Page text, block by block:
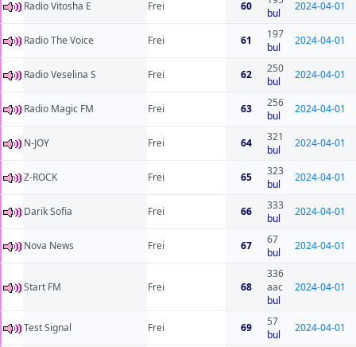
Radio Vitosha E Frei 60
bul
2024-04-01
Radio The Voice Frei 61
197
bul
2024-04-01
Radio Veselina S Frei 62
250
bul
2024-04-01
Radio Magic FM Frei 63
256
bul
2024-04-01
N-JOY Frei 64
321
bul
2024-04-01
Z-ROCK Frei 65
323
bul
2024-04-01
Darik Sofia Frei 66
333
bul
2024-04-01
Nova News Frei 67
67
bul
2024-04-01
Start FM Frei 68
336
aac
bul
2024-04-01
Test Signal Frei 69
57
bul
2024-04-01